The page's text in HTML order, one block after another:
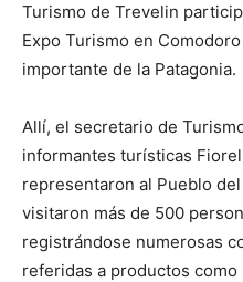
Turismo de Trevelin
Expo Turismo en
importante de la Patagonia.
Allí, el secretario de
informantes turísticas
representaron al Pueblo
visitaron más de 500
registrándose numerosas
referidas a productos como